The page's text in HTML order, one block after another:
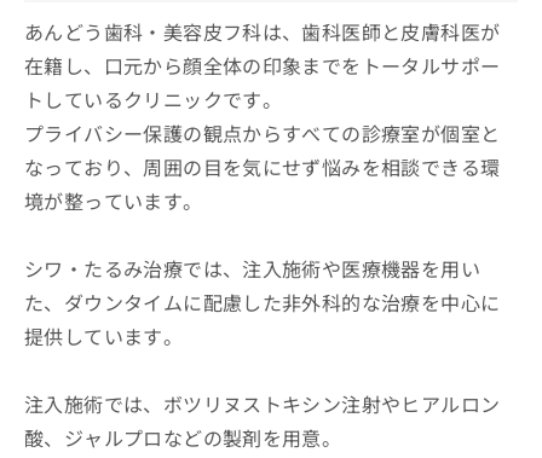
あんどう歯科・美容皮フ科は、歯科医師と皮膚科医が
在籍し、口元から顔全体の印象までをトータルサポー
トしているクリニックです。
プライバシー保護の観点からすべての診療室が個室と
なっており、周囲の目を気にせず悩みを相談できる環
境が整っています。
シワ・たるみ治療では、注入施術や医療機器を用い
た、ダウンタイムに配慮した非外科的な治療を中心に
提供しています。
注入施術では、ボツリヌストキシン注射やヒアルロン
酸、ジャルプロなどの製剤を用意。